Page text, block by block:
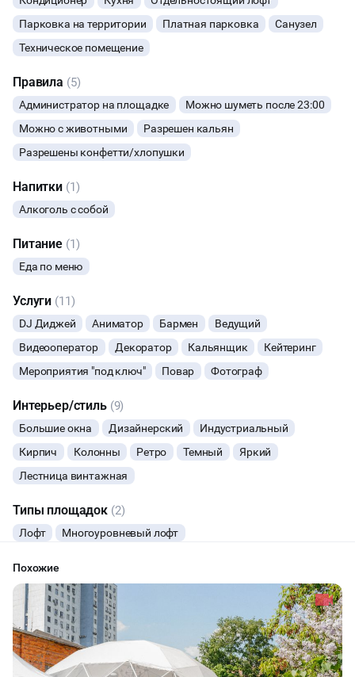
Парковка на территории
Платная парковка
Санузел
Техническое помещение
Правила (5)
Администратор на площадке
Можно шуметь после 23:00
Можно с животными
Разрешен кальян
Разрешены конфетти/хлопушки
Напитки (1)
Алкоголь с собой
Питание (1)
Еда по меню
Услуги (11)
DJ Диджей Аниматор Бармен
Ведущий
Видеооператор
Декоратор Кальянщик
Кейтеринг
Мероприятия "под ключ"
Повар Фотограф
Интерьер/стиль (9)
Большие окна Дизайнерский
Индустриальный
Кирпич
Колонны Ретро Темный
Яркий
Лестница винтажная
Типы площадок (2)
Лофт Многоуровневый лофт
БАНКЕТЫ
ЙОГА И РАСТЯЖКА
ФИТНЕС
ВЫПУСКНЫЕ
ДИСКОТЕКА
НОВЫЙ ГОД
МАСТЕР-КЛАСС
ТАНЦЫ
КАСТИНГИ
КИНОПРОСМОТР
РЕПЕТИЦИИ
ФУРШЕТЫ
КОНФЕРЕНЦИИ
Похожие